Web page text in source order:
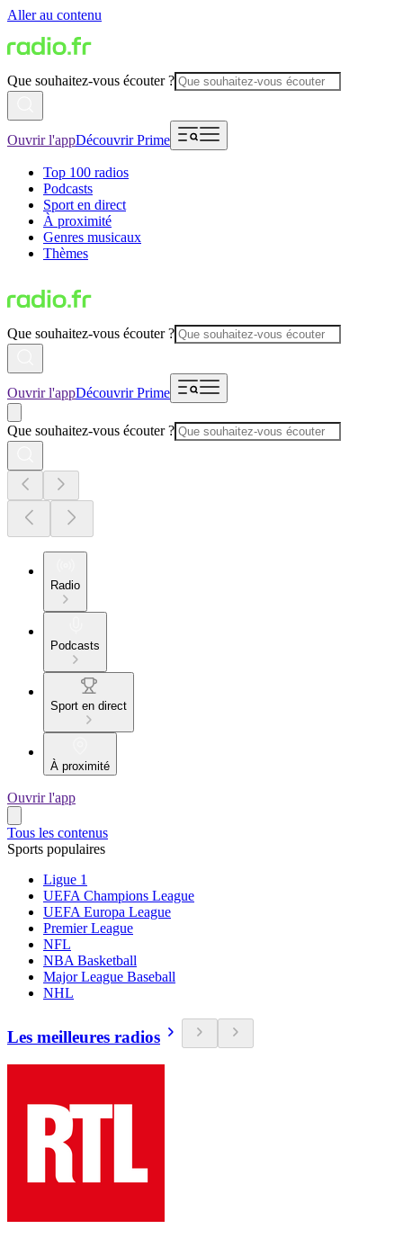
Aller au contenu
Que souhaitez-vous écouter ?
Ouvrir l'appDécouvrir Prime
Top 100 radios
Podcasts
Sport en direct
À proximité
Genres musicaux
Thèmes
Que souhaitez-vous écouter ?
Ouvrir l'appDécouvrir Prime
Que souhaitez-vous écouter ?
Radio
Podcasts
Sport en direct
À proximité
Ouvrir l'app
Tous les contenus
Sports populaires
Ligue 1
UEFA Champions League
UEFA Europa League
Premier League
NFL
NBA Basketball
Major League Baseball
NHL
Les meilleures radios